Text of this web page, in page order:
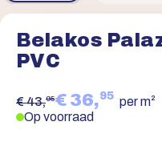
Belakos
PVC
€ 43,95€ 36,95 per m²
Op voorraad